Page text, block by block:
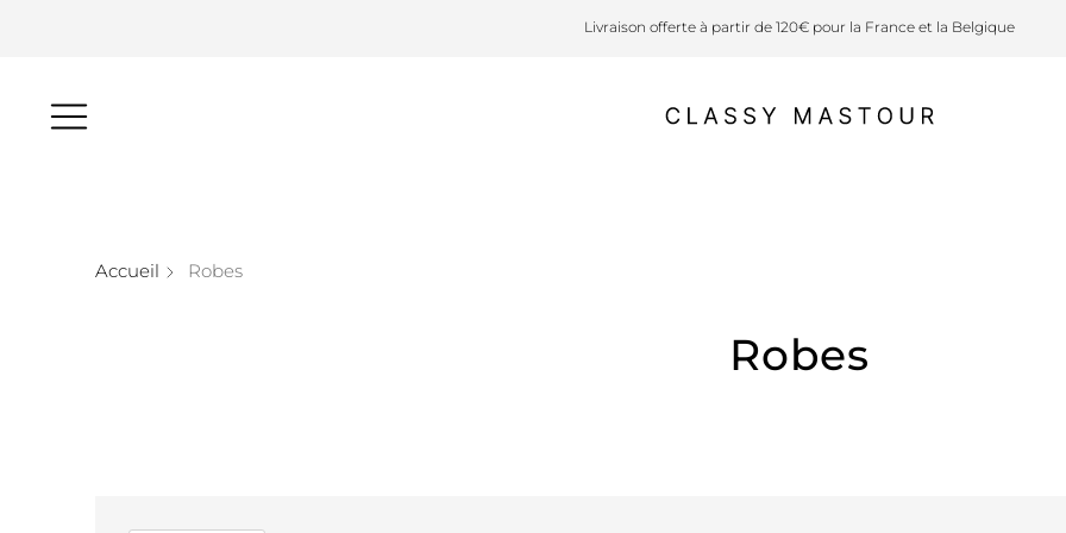
Livraison offerte à partir de 120€ pour la France et la Belgique
Accueil Robes
Robes